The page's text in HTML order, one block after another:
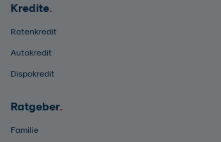
Kredite
Ratenkredit
Autokredit
Dispokredit
Ratgeber
Familie